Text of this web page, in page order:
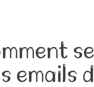
emails